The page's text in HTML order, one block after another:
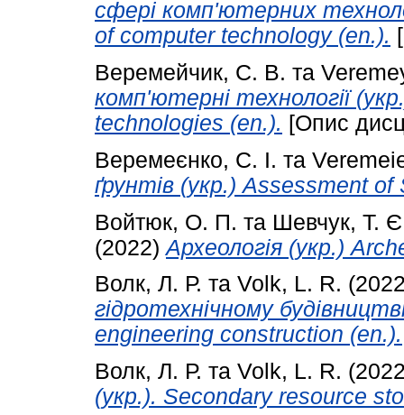
сфері комп'ютерних
of computer technology (en.).
Веремейчик, С. В. та
комп'ютерні технології
technologies (en.). [Опис
Веремеєнко, С. І. та
ґрунтів (укр.) Assessment
Войтюк, О. П. та Шевчук, Т.
(2022)Археологія (укр.)
Волк, Л. Р. та Volk, L. R.
гідротехнічному
engineering construction (en.).
Волк, Л. Р. та Volk, L. R.
(укр.). Secondary resource